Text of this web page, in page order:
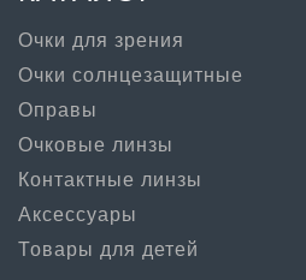
Очки для зрения
Очки солнцезащитные
Очковые линзы
Оправы
Контактные линзы
Аксессуары
Товары для детей